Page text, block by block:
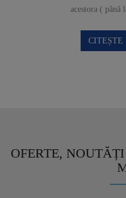
acestora (
OFERTE,